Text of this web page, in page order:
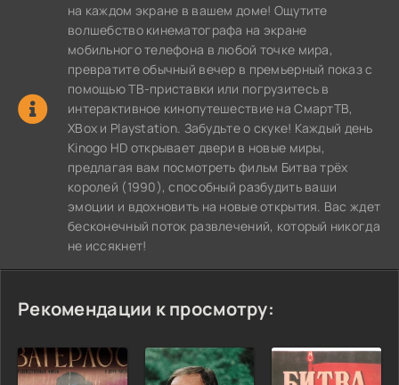
на каждом экране в вашем доме! Ощутите
волшебство кинематографа на экране
мобильного телефона в любой точке мира,
превратите обычный вечер в премьерный показ с
помощью ТВ-приставки или погрузитесь в
интерактивное кинопутешествие на СмартТВ,
XBox и Playstation. Забудьте о скуке! Каждый день
Kinogo HD открывает двери в новые миры,
предлагая вам посмотреть фильм Битва трёх
королей (1990), способный разбудить ваши
эмоции и вдохновить на новые открытия. Вас ждет
бесконечный поток развлечений, который никогда
не иссякнет!
Рекомендации к просмотру: